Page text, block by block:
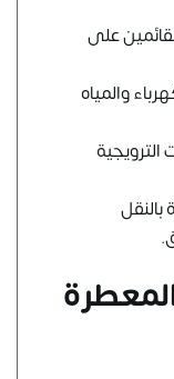
على
والمياه
بالنقل